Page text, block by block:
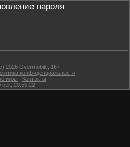
пароля
2026 Overmobile, 16+
конфиденциальности
игры | Контакты
сек, 20:55:22